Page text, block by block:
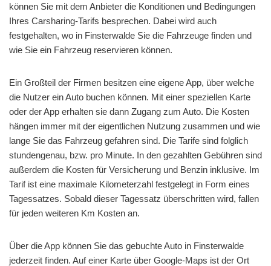
können Sie mit dem Anbieter die Konditionen und Bedingungen
Ihres Carsharing-Tarifs besprechen. Dabei wird auch
festgehalten, wo in Finsterwalde Sie die Fahrzeuge finden und
wie Sie ein Fahrzeug reservieren können.
Ein Großteil der Firmen besitzen eine eigene App, über welche
die Nutzer ein Auto buchen können. Mit einer speziellen Karte
oder der App erhalten sie dann Zugang zum Auto. Die Kosten
hängen immer mit der eigentlichen Nutzung zusammen und wie
lange Sie das Fahrzeug gefahren sind. Die Tarife sind folglich
stundengenau, bzw. pro Minute. In den gezahlten Gebühren sind
außerdem die Kosten für Versicherung und Benzin inklusive. Im
Tarif ist eine maximale Kilometerzahl festgelegt in Form eines
Tagessatzes. Sobald dieser Tagessatz überschritten wird, fallen
für jeden weiteren Km Kosten an.
Über die App können Sie das gebuchte Auto in Finsterwalde
jederzeit finden. Auf einer Karte über Google-Maps ist der Ort